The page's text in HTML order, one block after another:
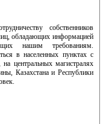
собственников
обладающих информацией
нашим требованиям.
в населенных пунктах с
центральных магистралях
Казахстана и Республики